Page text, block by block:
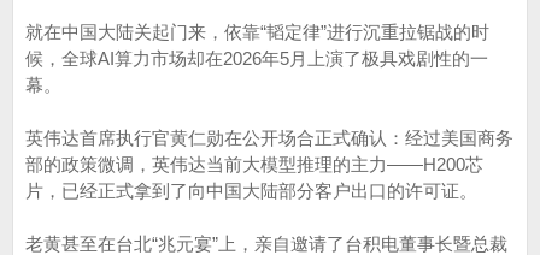
就在中国大陆关起门来，依靠“韬定律”进行沉重拉锯战的时
候，全球AI算力市场却在2026年5月上演了极具戏剧性的一
幕。
英伟达首席执行官黄仁勋在公开场合正式确认：经过美国商务
部的政策微调，英伟达当前大模型推理的主力——H200芯
片，已经正式拿到了向中国大陆部分客户出口的许可证。
老黄甚至在台北“兆元宴”上，亲自邀请了台积电董事长暨总裁